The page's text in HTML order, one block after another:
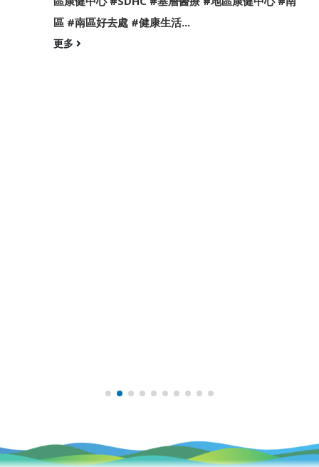
區 #南區好去處 #健康生活...
更多